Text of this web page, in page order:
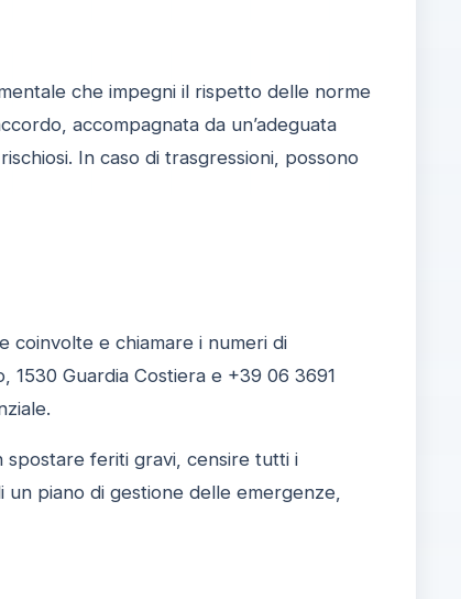
che impegni il rispetto delle norme
accompagnata da un’adeguata
In caso di trasgressioni, possono
coinvolte e chiamare i numeri di
1530 Guardia Costiera e +39 06 3691
feriti gravi, censire tutti i
piano di gestione delle emergenze,